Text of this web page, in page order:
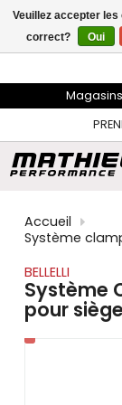
flèches
haut
et
pour
Appuyez
pour
accéder
résultat
de
LIVRAISON
Accueil
Système
BELLELLI
Système
pour
Veuillez accepter
correct?
Oui